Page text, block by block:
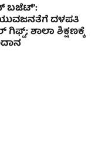
ಬಜೆಟ್':
ದಳಪತಿ
ಶಾಲಾ ಶಿಕ್ಷಣಕ್ಕೆ